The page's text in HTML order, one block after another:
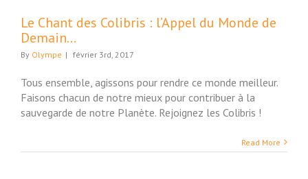
Le Chant des Colibris : l’Appel du Monde de
Demain…
By Olympe | février 3rd, 2017
Tous ensemble, agissons pour rendre ce monde meilleur.
Faisons chacun de notre mieux pour contribuer à la
sauvegarde de notre Planète. Rejoignez les Colibris !
Read More